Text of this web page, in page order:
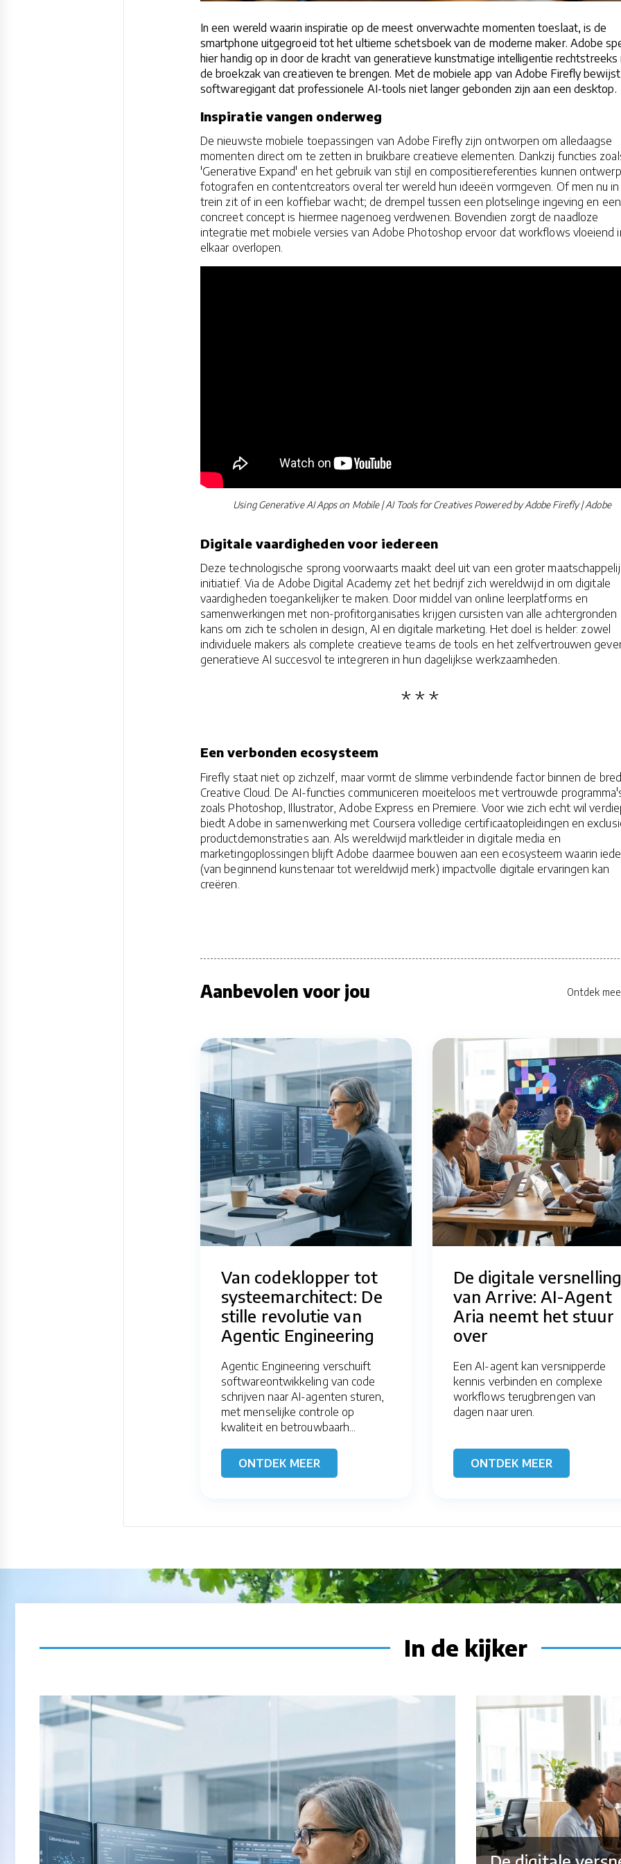
In een wereld waarin inspiratie op de meest onverwachte momenten toeslaat, is de
smartphone uitgegroeid tot het ultieme schetsboek van de moderne maker. Adobe
hier handig op in door de kracht van generatieve kunstmatige intelligentie rechtstreeks
de broekzak van creatieven te brengen. Met de mobiele app van Adobe Firefly
softwaregigant dat professionele AI-tools niet langer gebonden zijn aan een desktop.
Inspiratie vangen onderweg
De nieuwste mobiele toepassingen van Adobe Firefly zijn ontworpen om alledaagse
momenten direct om te zetten in bruikbare creatieve elementen. Dankzij functies
'Generative Expand' en het gebruik van stijl en compositiereferenties kunnen
fotografen en contentcreators overal ter wereld hun ideeën vormgeven. Of men nu
trein zit of in een koffiebar wacht; de drempel tussen een plotselinge ingeving en een
concreet concept is hiermee nagenoeg verdwenen. Bovendien zorgt de naadloze
integratie met mobiele versies van Adobe Photoshop ervoor dat workflows vloeiend
elkaar overlopen.
Using Generative AI Apps on Mobile | AI Tools for Creatives Powered by Adobe Firefly | Adobe
Digitale vaardigheden voor iedereen
Deze technologische sprong voorwaarts maakt deel uit van een groter
initiatief. Via de Adobe Digital Academy zet het bedrijf zich wereldwijd in om digitale
vaardigheden toegankelijker te maken. Door middel van online leerplatforms en
samenwerkingen met non-profitorganisaties krijgen cursisten van alle achtergronden
kans om zich te scholen in design, AI en digitale marketing. Het doel is helder: zowel
individuele makers als complete creatieve teams de tools en het zelfvertrouwen
generatieve AI succesvol te integreren in hun dagelijkse werkzaamheden.
Een verbonden ecosysteem
Firefly staat niet op zichzelf, maar vormt de slimme verbindende factor binnen de
Creative Cloud. De AI-functies communiceren moeiteloos met vertrouwde
zoals Photoshop, Illustrator, Adobe Express en Premiere. Voor wie zich echt wil
biedt Adobe in samenwerking met Coursera volledige certificaatopleidingen en
productdemonstraties aan. Als wereldwijd marktleider in digitale media en
marketingoplossingen blijft Adobe daarmee bouwen aan een ecosysteem waarin
(van beginnend kunstenaar tot wereldwijd merk) impactvolle digitale ervaringen kan
creëren.
Aanbevolen voor jou Ontdek
Van codeklopper tot
systeemarchitect: De
stille revolutie van
Agentic Engineering
Agentic Engineering verschuift
softwareontwikkeling van code
schrijven naar AI-agenten sturen,
met menselijke controle op
kwaliteit en betrouwbaarh...
ONTDEK MEER
De digitale versnelling
van Arrive: AI-Agent
Aria neemt het stuur
over
Een AI-agent kan versnipperde
kennis verbinden en complexe
workflows terugbrengen van
dagen naar uren.
ONTDEK MEER
In de kijker